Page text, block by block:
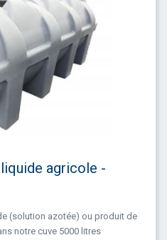
agricole -
(solution azotée) ou produit de
notre cuve 5000 litres